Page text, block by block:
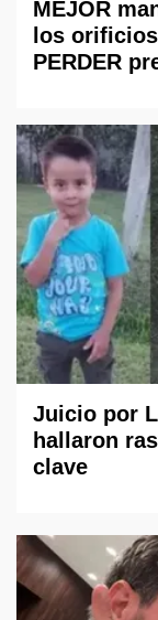
MEJOR
los
PERDER
Juicio por
hallaron
clave